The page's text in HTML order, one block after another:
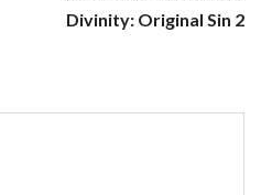
Divinity: Original Sin 2